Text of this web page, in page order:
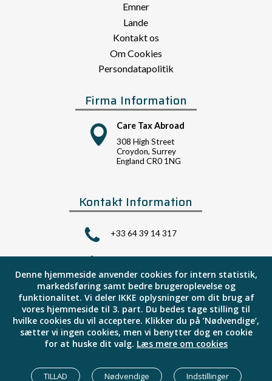
Emner
Lande
Kontakt os
Om Cookies
Persondatapolitik
Firma Information
Care Tax Abroad
308 High Street
Croydon, Surrey
England CR0 1NG
Kontakt Information
+33 64 39 14 317
Copyright ©2026careudland.dk
All rights reserved.
Denne hjemmeside anvender cookies for intern statistik,
markedsføring samt bedre brugeroplevelse og
funktionalitet. Vi deler IKKE oplysninger om dit brug af
vores hjemmeside til 3. part. Du bedes tage stilling til
hvilke cookies du vil acceptere. Klikker du på ’Nødvendige’,
sætter vi ingen cookies, men vi benytter dog en cookie
for at huske dit valg. Læs mere om cookies
TILLAD Nødvendige Indstillinger